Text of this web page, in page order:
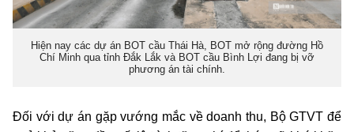
Hiện nay các dự án BOT cầu Thái Hà, BOT mở rộng đường Hồ
Chí Minh qua tỉnh Đắk Lắk và BOT cầu Bình Lợi đang bị vỡ
phương án tài chính.
Đối với dự án gặp vướng mắc về doanh thu, Bộ GTVT để